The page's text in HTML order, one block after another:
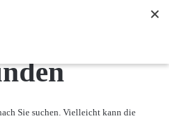
Ungarn
Sie suchen. Vielleicht kann die